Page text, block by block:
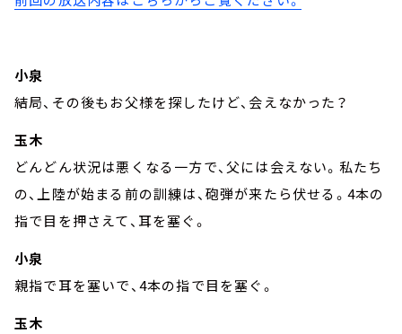
小泉
結局、その後もお父様を探したけど、会えなかった？
玉木
どんどん状況は悪くなる一方で、父には会えない。私たち
の、上陸が始まる前の訓練は、砲弾が来たら伏せる。4本の
指で目を押さえて、耳を塞ぐ。
小泉
親指で耳を塞いで、4本の指で目を塞ぐ。
玉木